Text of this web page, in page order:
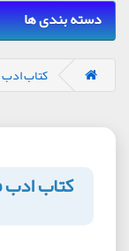
دسته بندی ها
کتاب ادب